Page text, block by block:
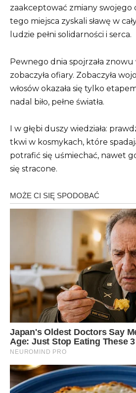
zaakceptować zmiany swojego
tego miejsca zyskali sławę w
ludzie pełni solidarności i serca.
Pewnego dnia spojrzała
zobaczyła ofiary. Zobaczyła
włosów okazała się tylko
nadal biło, pełne światła.
I w głębi duszy wiedziała:
tkwi w kosmykach, które
potrafić się uśmiechać, nawet
się stracone.